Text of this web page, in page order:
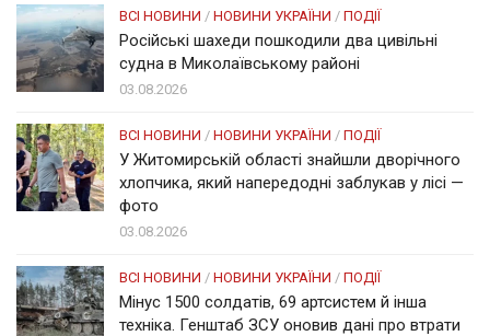
ВСІ НОВИНИ / НОВИНИ УКРАЇНИ / ПОДІЇ
Російські шахеди пошкодили два цивільні
судна в Миколаївському районі
03.08.2026
ВСІ НОВИНИ / НОВИНИ УКРАЇНИ / ПОДІЇ
У Житомирській області знайшли дворічного
хлопчика, який напередодні заблукав у лісі —
фото
03.08.2026
ВСІ НОВИНИ / НОВИНИ УКРАЇНИ / ПОДІЇ
Мінус 1500 солдатів, 69 артсистем й інша
техніка. Генштаб ЗСУ оновив дані про втрати